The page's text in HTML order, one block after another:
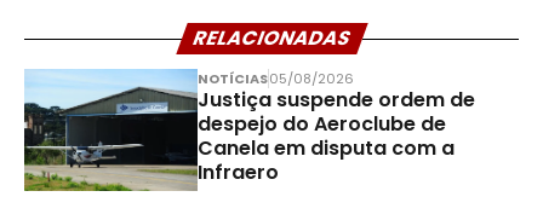
RELACIONADAS
NOTÍCIAS05/08/2026
Justiça suspende ordem de
despejo do Aeroclube de
Canela em disputa com a
Infraero